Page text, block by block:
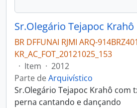
Sr.Olegário Tejapoc Krahô
BR DFFUNAI RJMI ARQ-
KR_AC_FOT_20121025_153
· Item · 2012
Parte deArquivístico
Sr.Olegário Tejapoc Krahô com
perna cantando e dançando